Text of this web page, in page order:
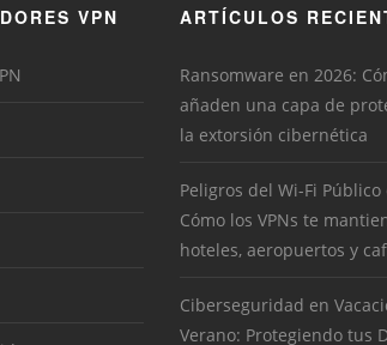
VPN ARTÍCULOS
Ransomware en 2026:
añaden una capa de
la extorsión cibernética
Peligros del Wi-Fi Público
Cómo los VPNs te
hoteles, aeropuertos y
Ciberseguridad en
Verano: Protegiendo tus